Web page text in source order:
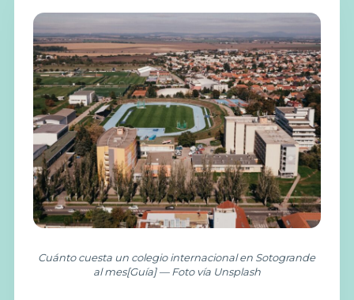
Cuánto cuesta un colegio internacional en Sotogrande
al mes[Guía] — Foto vía Unsplash